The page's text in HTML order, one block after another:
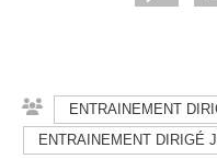
ENTRAINEMENT
ENTRAINEMENT DIRIGÉ